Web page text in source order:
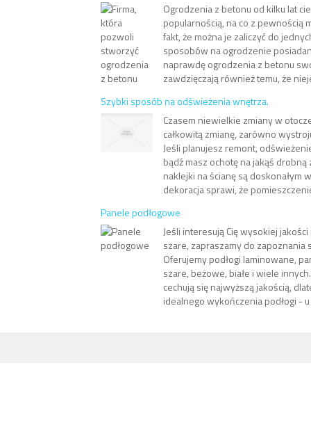
Ogrodzenia z betonu od kilku lat
popularnością, na co z pewnością
fakt, że można je zaliczyć do
sposobów na ogrodzenie
naprawdę ogrodzenia z betonu
zawdzięczają również temu, że
Szybki sposób na odświeżenia wnętrza.
Czasem niewielkie zmiany w
całkowitą zmianę, zarówno
Jeśli planujesz remont,
bądź masz ochotę na jakąś
naklejki na ścianę są doskonałym
dekoracja sprawi, że
Panele podłogowe
Jeśli interesują Cię wysokiej
szare, zapraszamy do zapoznania
Oferujemy podłogi laminowane,
szare, beżowe, białe i wiele
cechują się najwyższą jakością,
idealnego wykończenia podłogi -